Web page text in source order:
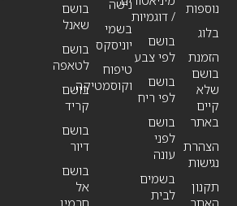
נוספות
בלוג
הזמנת
בושם
שלא
קיים
באתר
הצהרת
נגישות
תקנון
האתר
נישה
בשמי
יוניסקס
טיפוח
וקוסמטיקה
/ דוגמיות
בושם
לפי צבע
בושם
לפי ריח
בושם
לפני
עונה
בשמים
לבית
בושם
שאנל
בושם
לטאפה
בושם
קריד
בושם
דיור
בושם
אל
חרמין